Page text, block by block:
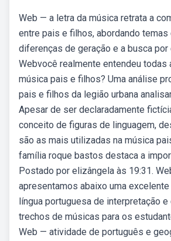
Web — a letra da música retrata a
entre pais e filhos, abordando
diferenças de geração e a busca por
Webvocê realmente entendeu todas
música pais e filhos? Uma análise
pais e filhos da legião urbana
Apesar de ser declaradamente
conceito de figuras de linguagem,
são as mais utilizadas na música
família roque bastos destaca a
Postado por elizângela às 19:31.
apresentamos abaixo uma
língua portuguesa de interpretação
trechos de músicas para os
Web — atividade de português e